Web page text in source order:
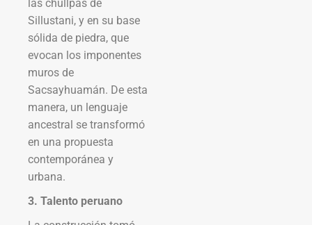
las chullpas de
Sillustani, y en su base
sólida de piedra, que
evocan los imponentes
muros de
Sacsayhuamán. De esta
manera, un lenguaje
ancestral se transformó
en una propuesta
contemporánea y
urbana.
3. Talento peruano